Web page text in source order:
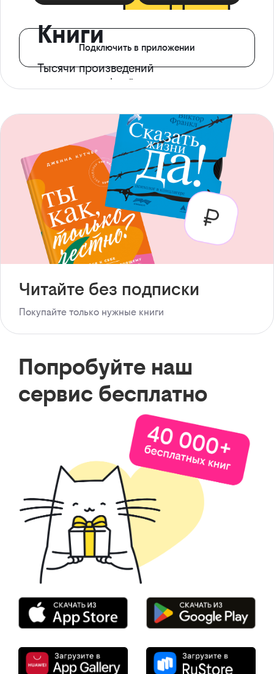
Книги
Тысячи произведений
с доступом офлайн
Подключить в приложении
Читайте без подписки
Покупайте только нужные книги
Попробуйте наш
сервис бесплатно